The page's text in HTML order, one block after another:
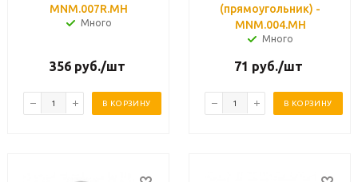
MNM.007R.MH
Много
356руб./шт
В КОРЗИНУ
(прямоугольник) -
MNM.004.MH
Много
71 руб./шт
В КОРЗИНУ